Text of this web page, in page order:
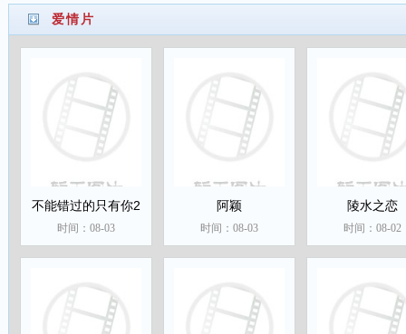
爱情片
不能错过的只有你2
时间：08-03
阿颖
时间：08-03
陵水之恋
时间：08-02